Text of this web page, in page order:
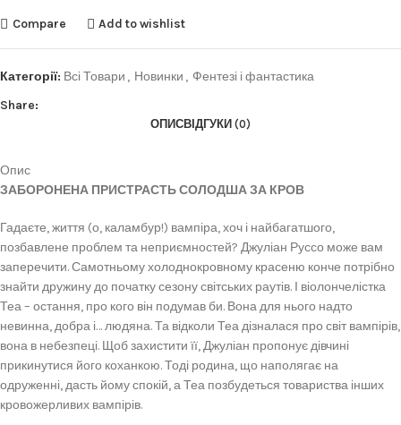
Compare Add to wishlist
Категорії: Всі Товари , Новинки , Фентезі і фантастика
Share:
ОПИСВІДГУКИ (0)
Опис
ЗАБОРОНЕНА ПРИСТРАСТЬ СОЛОДША ЗА КРОВ
Гадаєте, життя (о, каламбур!) вампіра, хоч і найбагатшого,
позбавлене проблем та неприємностей? Джуліан Руссо може вам
заперечити. Самотньому холоднокровному красеню конче потрібно
знайти дружину до початку сезону світських раутів. І віолончелістка
Теа – остання, про кого він подумав би. Вона для нього надто
невинна, добра і… людяна. Та відколи Теа дізналася про світ вампірів,
вона в небезпеці. Щоб захистити її, Джуліан пропонує дівчині
прикинутися його коханкою. Тоді родина, що наполягає на
одруженні, дасть йому спокій, а Теа позбудеться товариства інших
кровожерливих вампірів.